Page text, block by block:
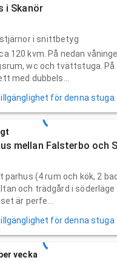
i Skanör
stjärnor i snittbetyg
120 kvm. På nedan
wc och tvättstuga. På
med dubbels...
för denna
mellan Falsterbo och
(4 rum och kök, 2
och trädgård i söderläge
är perfe...
för denna
vecka